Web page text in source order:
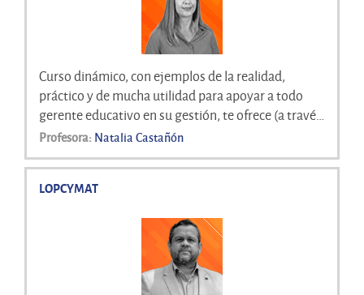
Curso dinámico, con ejemplos de la realidad,
práctico y de mucha utilidad para apoyar a todo
gerente educativo en su gestión, te ofrece (a través
de una estructura novedosa) una visión fresca de
las funciones de un gerente educativo. Además,
abordan diferentes enfoques de cómo gestionar en
materia educativa, pero sobre todo resalta áreas
trabajo en equipo y la toma de decisiones.
Profesora: Natalia Castañón
LOPCYMAT